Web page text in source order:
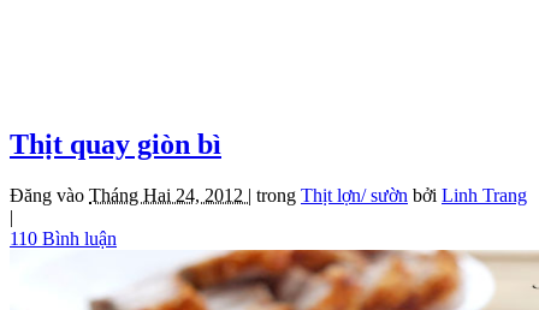
Thịt quay giòn bì
Đăng vào Tháng Hai 24, 2012 | trong Thịt lợn/ sườn bởi Linh Trang
|
110 Bình luận